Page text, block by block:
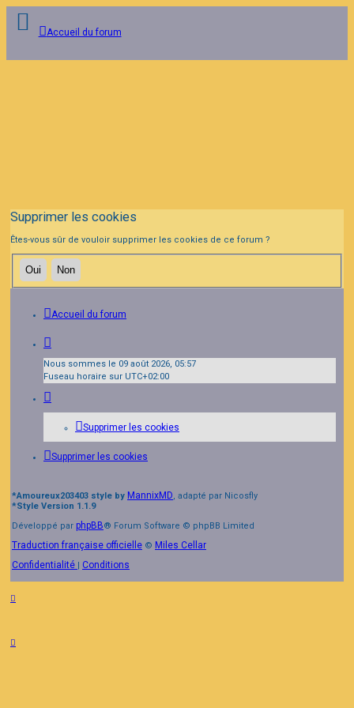
Accueil du forum
Supprimer les cookies
Êtes-vous sûr de vouloir supprimer les cookies de ce forum ?
Accueil du forum
Nous sommes le 09 août 2026, 05:57
Fuseau horaire sur UTC+02:00
Supprimer les cookies
Supprimer les cookies
*Amoureux203403 style by MannixMD, adapté par Nicosfly
*Style Version 1.1.9
Développé par phpBB® Forum Software © phpBB Limited
Traduction française officielle © Miles Cellar
Confidentialité
Conditions